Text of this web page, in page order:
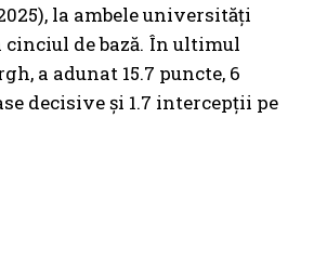
la ambele universități
de bază. În ultimul
a adunat 15.7 puncte, 6
decisive și 1.7 intercepții pe